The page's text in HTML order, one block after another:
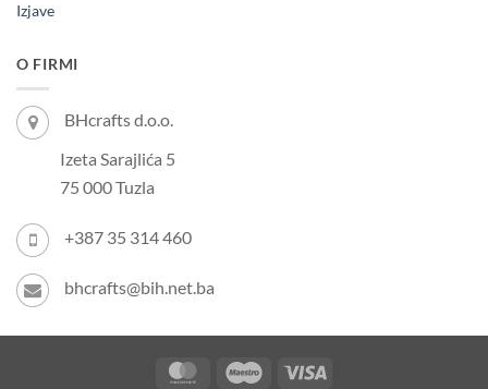
Izjave
O FIRMI
BHcrafts d.o.o.
Izeta Sarajlića 5
75 000 Tuzla
+387 35 314 460
bhcrafts@bih.net.ba
MasterCardMaestro